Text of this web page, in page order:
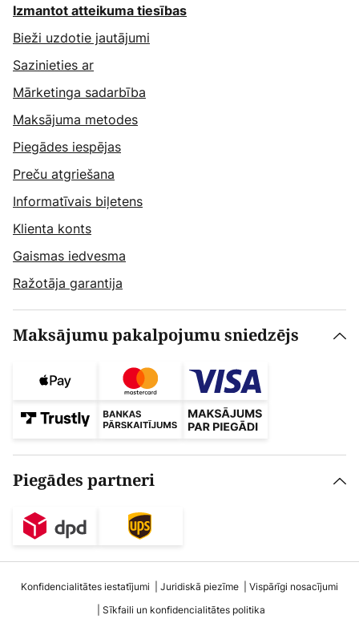
Izmantot atteikuma tiesības
Bieži uzdotie jautājumi
Sazinieties ar
Mārketinga sadarbība
Maksājuma metodes
Piegādes iespējas
Preču atgriešana
Informatīvais biļetens
Klienta konts
Gaismas iedvesma
Ražotāja garantija
Maksājumu pakalpojumu sniedzējs
Piegādes partneri
Konfidencialitātes iestatījumi Juridiskā piezīme
Vispārīgi nosacījumi
Sīkfaili un konfidencialitātes politika